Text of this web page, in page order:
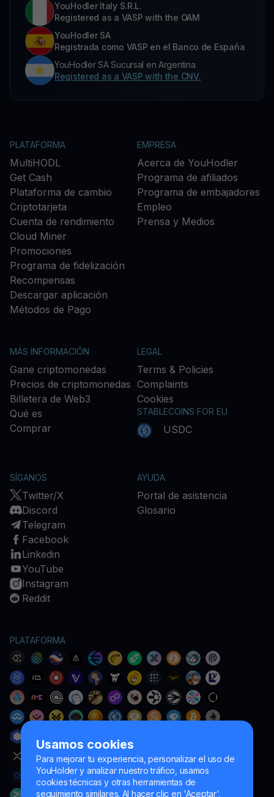
Usamos cookies
Para mejorar tu experiencia, personalizar el uso de
YouHolder y analizar nuestro tráfico, usamos
cookies técnicas y otras herramientas de
seguimiento similares. Al hacer clic en 'Aceptar',
YouHodler Italy S.R.L.
Registered as a VASP with the OAM
YouHodler SA
Registrada como VASP en el Banco de España
YouHodler SA Sucursal en Argentina.
Registered as a VASP with the CNV.
PLATAFORMA
MultiHODL
Get Cash
Plataforma de cambio
Criptotarjeta
Cuenta de rendimiento
Cloud Miner
Promociones
Programa de fidelización
Recompensas
Descargar aplicación
Métodos de Pago
EMPRESA
Acerca de YouHodler
Programa de afiliados
Programa de embajadores
Empleo
Prensa y Medios
MÁS INFORMACIÓN
Gane criptomonedas
Precios de criptomonedas
Billetera de Web3
Qué es
Comprar
LEGAL
Terms & Policies
Complaints
Cookies
STABLECOINS FOR EU
USDC
SÍGANOS
Twitter/X
Discord
Telegram
Facebook
Linkedin
YouTube
Instagram
Reddit
AYUDA
Portal de asistencia
Glosario
PLATAFORMA